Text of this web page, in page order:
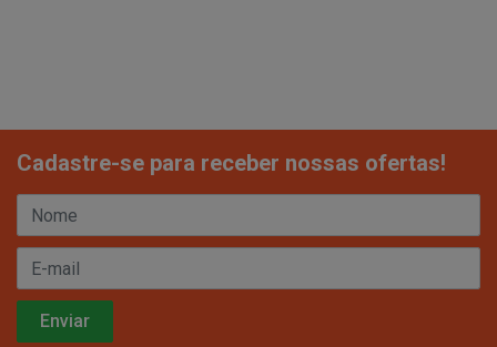
Cadastre-se para receber nossas ofertas!